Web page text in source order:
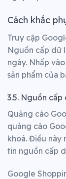
Cách khắc
Truy cập
Nguồn cấp dữ
ngày. Nhấp
sản phẩm của
3.5. Nguồn
Quảng cáo
quảng cáo
khoá. Điều này
tin nguồn cấp
Google